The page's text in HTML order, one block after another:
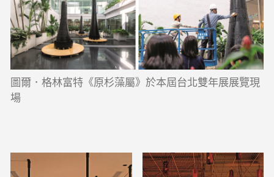
圖爾．格林富特《原杉藻屬》於本屆台北雙年展展覽現
場